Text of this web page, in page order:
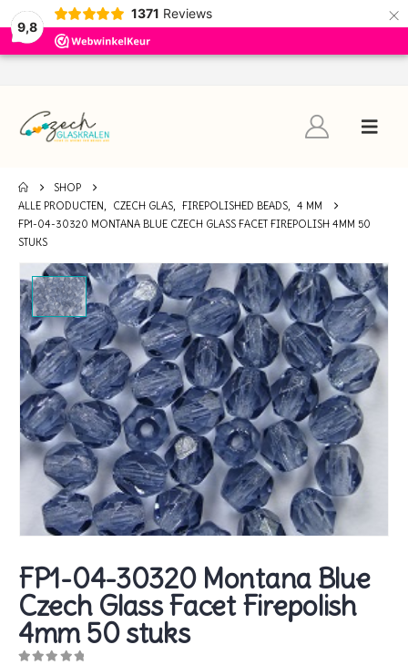
9,8
1371 Reviews ×
SHOP
ALLE PRODUCTEN, CZECH GLAS, FIREPOLISHED BEADS, 4 MM
FP1-04-30320 MONTANA BLUE CZECH GLASS FACET FIREPOLISH 4MM 50
STUKS
FP1-04-30320 Montana Blue
Czech Glass Facet Firepolish
4mm 50 stuks